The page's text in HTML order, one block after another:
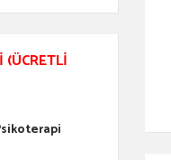
(ÜCRETLI